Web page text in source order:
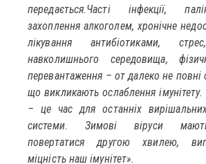
передається.Часті інфекції,
захоплення алкоголем, хронічне
лікування антибіотиками,
навколишнього середовища,
перевантаження – от далеко не повні
що викликають ослаблення
– це час для останніх
системи. Зимові віруси
повертатися другою хвилею,
міцність наш імунітет».